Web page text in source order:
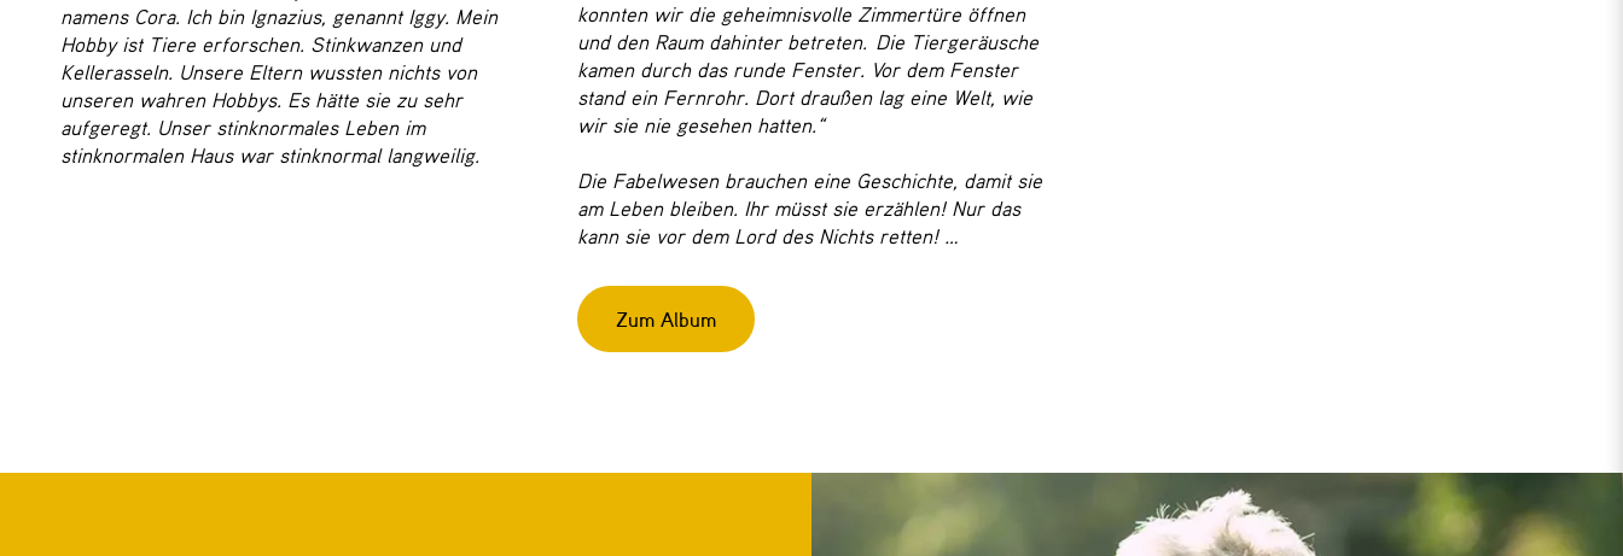
namens Cora. Ich bin Ignazius, genannt Iggy. Mein
Hobby ist Tiere erforschen. Stinkwanzen und
Kellerasseln. Unsere Eltern wussten nichts von
unseren wahren Hobbys. Es hätte sie zu sehr
aufgeregt. Unser stinknormales Leben im
stinknormalen Haus war stinknormal langweilig.
konnten wir die geheimnisvolle Zimmertüre öffnen
und den Raum dahinter betreten. Die Tiergeräusche
kamen durch das runde Fenster. Vor dem Fenster
stand ein Fernrohr. Dort draußen lag eine Welt, wie
wir sie nie gesehen hatten.“
Die Fabelwesen brauchen eine Geschichte, damit sie
am Leben bleiben. Ihr müsst sie erzählen! Nur das
kann sie vor dem Lord des Nichts retten! …
Zum Album